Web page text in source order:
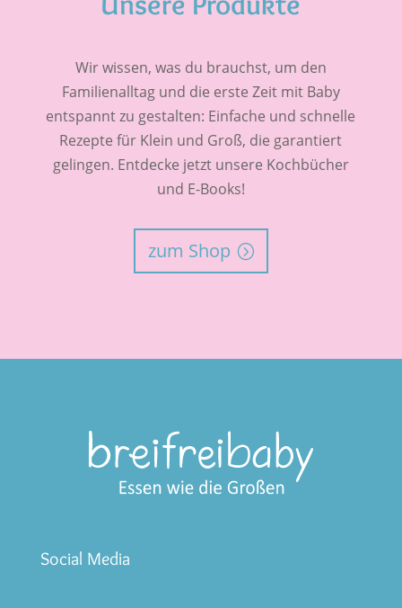
Wir wissen, was du brauchst, um den
Familienalltag und die erste Zeit mit Baby
entspannt zu gestalten: Einfache und schnelle
Rezepte für Klein und Groß, die garantiert
gelingen. Entdecke jetzt unsere Kochbücher
und E-Books!
zum Shop
Social Media